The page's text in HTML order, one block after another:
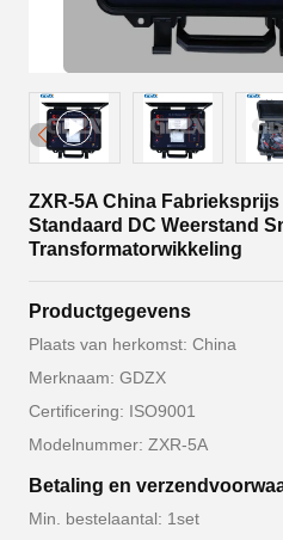
ZXR-5A China
Standaard DC Weerstand
Transformatorwikkeling
Productgegevens
Plaats van herkomst: China
Merknaam: GDZX
Certificering: ISO9001
Modelnummer: ZXR-5A
Betaling en
Min. bestelaantal: 1set